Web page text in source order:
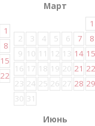
1
8
15
22
Март
1
2
3 4 5 6 7
8
9 10 11 12 13 14 15
16 17 18 19 20 21 22
23 24 25 26 27 28 29
30 31
Июнь